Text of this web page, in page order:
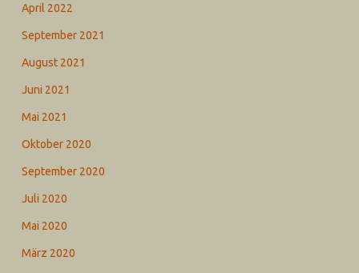
April 2022
September 2021
August 2021
Juni 2021
Mai 2021
Oktober 2020
September 2020
Juli 2020
Mai 2020
März 2020